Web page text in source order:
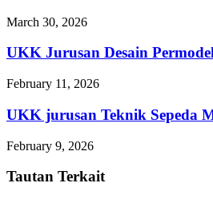
March 30, 2026
UKK Jurusan Desain
February 11, 2026
UKK jurusan Teknik Sepeda
February 9, 2026
Tautan Terkait